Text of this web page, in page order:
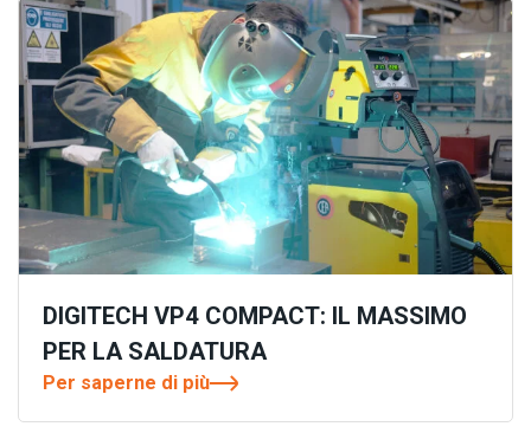
DIGITECH VP4 COMPACT: IL MASSIMO
PER LA SALDATURA
Per saperne di più